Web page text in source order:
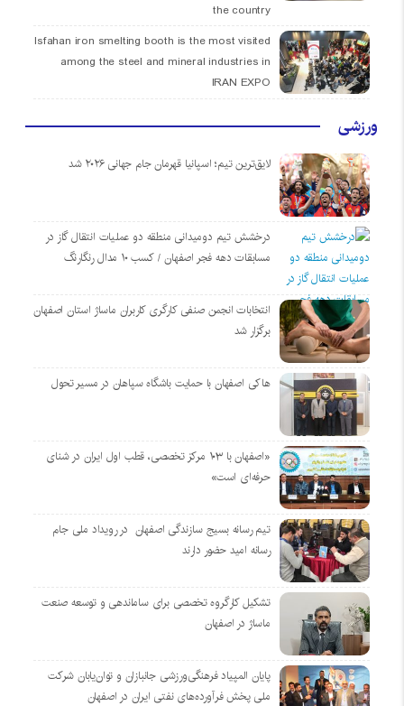
the country
Isfahan iron smelting booth is the most visited
among the steel and mineral industries in
IRAN EXPO
ورزشی
لایق‌ترین تیم؛ اسپانیا قهرمان جام جهانی ۲۰۲۶ شد
درخشش تیم دومیدانی منطقه دو عملیات انتقال گاز در
مسابقات دهه فجر اصفهان / کسب ۱۰ مدال رنگارنگ
انتخابات انجمن صنفی کارگری کاربران ماساژ استان اصفهان
برگزار شد
هاکی اصفهان با حمایت باشگاه سپاهان در مسیر تحول
«اصفهان با ۱۰۳ مرکز تخصصی، قطب اول ایران در شنای
حرفه‌ای است»
تیم رسانه بسیج سازندگی اصفهان در رویداد ملی جام
رسانه امید حضور دارند
تشکیل کارگروه تخصصی برای ساماندهی و توسعه صنعت
ماساژ در اصفهان
پایان المپیاد فرهنگی‌ورزشی جانبازان و توان‌یابان شرکت
ملی پخش فرآورده‌های نفتی ایران در اصفهان